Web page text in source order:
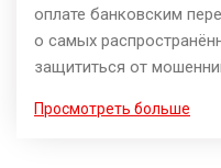
оплате банковским
о самых
защититься от
на подвох и что
Просмотреть больше